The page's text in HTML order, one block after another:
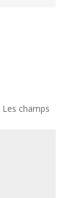
Les champs